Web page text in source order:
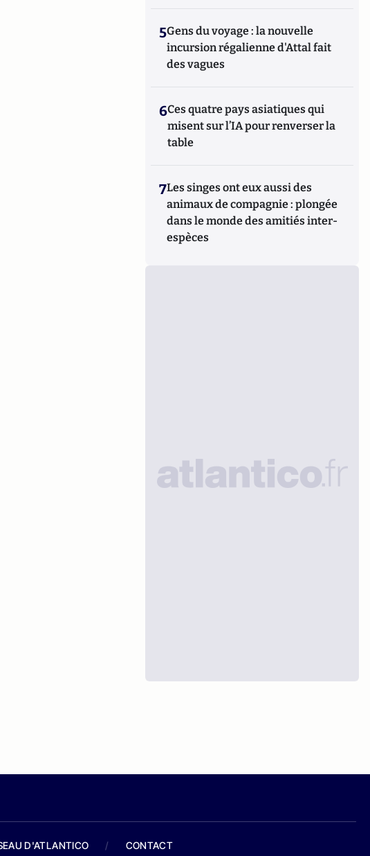
5Gens du voyage : la nouvelle
incursion régalienne d'Attal fait
des vagues
6Ces quatre pays asiatiques qui
misent sur l’IA pour renverser la
table
7Les singes ont eux aussi des
animaux de compagnie : plongée
dans le monde des amitiés inter-
espèces
D'ATLANTICO / CONTACT